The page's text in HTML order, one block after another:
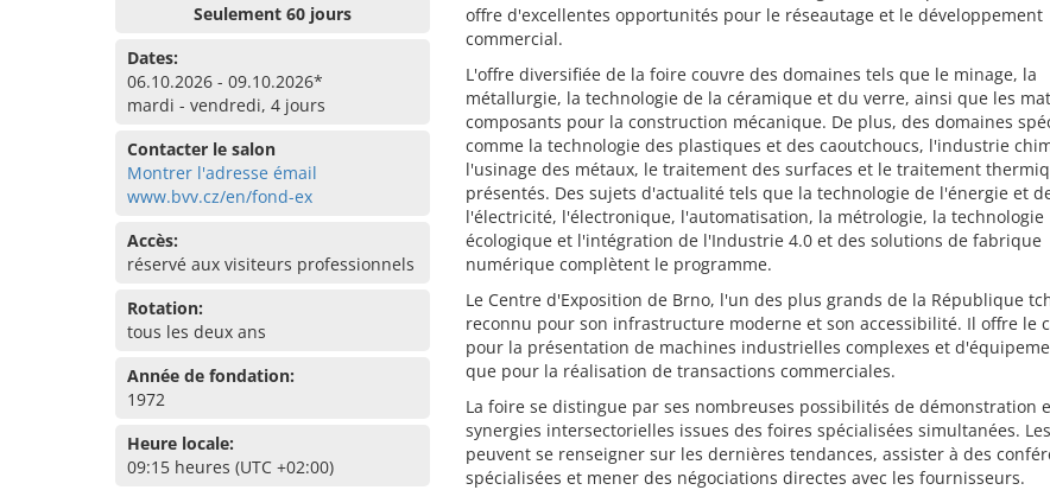
Seulement 60 jours
Dates:
06.10.2026 - 09.10.2026*
mardi - vendredi, 4 jours
Contacter le salon
Montrer l'adresse émail
www.bvv.cz/en/fond-ex
Accès:
réservé aux visiteurs professionnels
Rotation:
tous les deux ans
Année de fondation:
1972
Heure locale:
09:15 heures (UTC +02:00)
offre d'excellentes opportunités pour le réseautage et le développement
commercial.
L'offre diversifiée de la foire couvre des domaines tels que le minage, la
métallurgie, la technologie de la céramique et du verre, ainsi que les
composants pour la construction mécanique. De plus, des domaines
comme la technologie des plastiques et des caoutchoucs, l'industrie
l'usinage des métaux, le traitement des surfaces et le traitement
présentés. Des sujets d'actualité tels que la technologie de l'énergie et
l'électricité, l'électronique, l'automatisation, la métrologie, la technologie
écologique et l'intégration de l'Industrie 4.0 et des solutions de fabrique
numérique complètent le programme.
Le Centre d'Exposition de Brno, l'un des plus grands de la République
reconnu pour son infrastructure moderne et son accessibilité. Il offre le
pour la présentation de machines industrielles complexes et
que pour la réalisation de transactions commerciales.
La foire se distingue par ses nombreuses possibilités de démonstration
synergies intersectorielles issues des foires spécialisées simultanées.
peuvent se renseigner sur les dernières tendances, assister à des
spécialisées et mener des négociations directes avec les fournisseurs.